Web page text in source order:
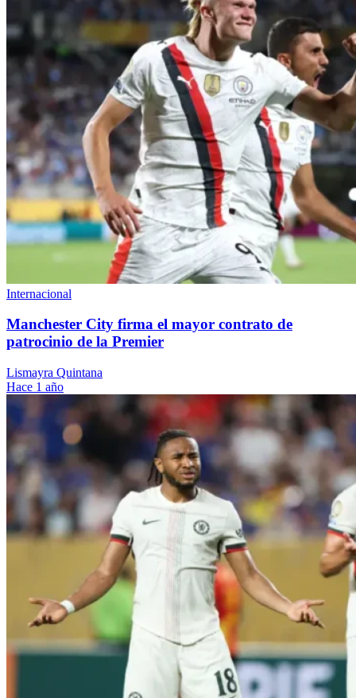
Internacional
Manchester City firma el mayor contrato de
patrocinio de la Premier
Lismayra Quintana
Hace 1 año